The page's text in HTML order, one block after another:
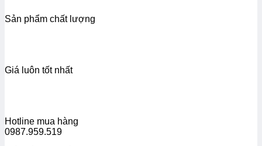
Sản phẩm chất lượng
Giá luôn tốt nhất
Hotline mua hàng
0987.959.519